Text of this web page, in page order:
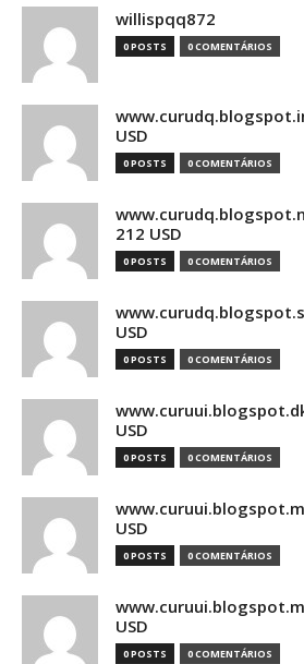
willispqq872
0 POSTS 0 COMENTÁRIOS
USD
0 POSTS 0 COMENTÁRIOS
212 USD
0 POSTS 0 COMENTÁRIOS
USD
0 POSTS 0 COMENTÁRIOS
USD
0 POSTS 0 COMENTÁRIOS
USD
0 POSTS 0 COMENTÁRIOS
USD
0 POSTS 0 COMENTÁRIOS